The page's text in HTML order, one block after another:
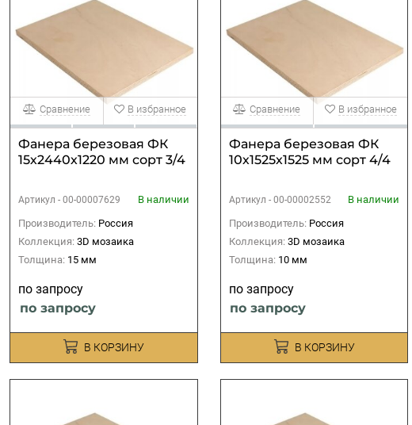
Фанера березовая ФК
15х2440х1220 мм сорт 3/4
Артикул - 00-00007629
В наличии
Производитель: Россия
Коллекция: 3D мозаика
Толщина: 15 мм
по запросу
по запросу
В КОРЗИНУ
Сравнение В избранное
Фанера березовая ФК
10х1525х1525 мм сорт 4/4
Артикул - 00-00002552
В наличии
Производитель: Россия
Коллекция: 3D мозаика
Толщина: 10 мм
по запросу
по запросу
В КОРЗИНУ
Сравнение В избранное